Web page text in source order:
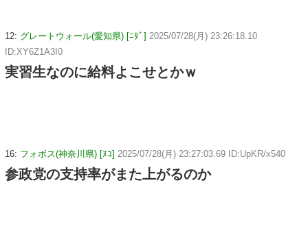
12: グレートウォール(愛知県) [ﾆﾀﾞ] 2025/07/28(月) 23:26:18.10
ID:XY6Z1A3I0
実習生なのに給料よこせとかｗ
16: フォボス(神奈川県) [ﾇｺ] 2025/07/28(月) 23:27:03.69 ID:UpKR/x540
参政党の支持率がまた上がるのか